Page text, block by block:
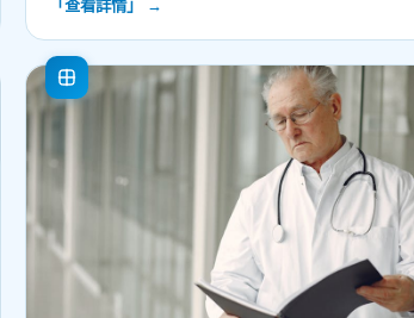
的方法，以及如何在家中建立健康的數碼使用習慣，
守護下一代心理健康。
「查看詳情」 →